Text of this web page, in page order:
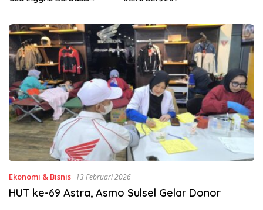
Ekonomi & Bisnis 13 Februari 2026
HUT ke-69 Astra, Asmo Sulsel Gelar Donor